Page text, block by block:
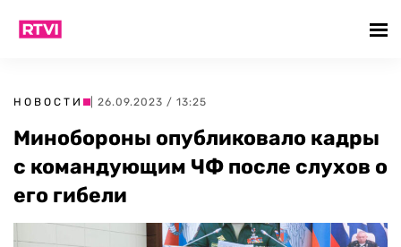
НОВОСТИ | 26.09.2023 / 13:25
Минобороны опубликовало кадры
с командующим ЧФ после слухов о
его гибели